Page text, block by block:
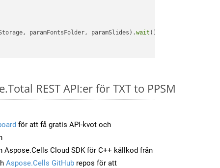
paramFontsFolder, paramSlides).wait ();
REST API:er för TXT to PPSM
för att få gratis API-kvot och
Aspose.Cells Cloud SDK för C++ källkod från
Aspose.Cells GitHub repos för att